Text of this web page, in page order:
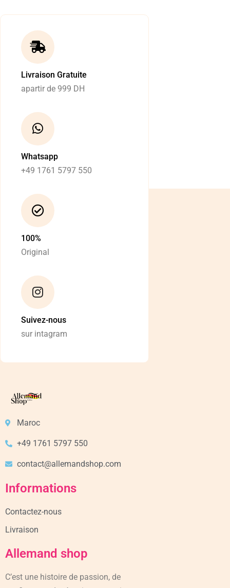
Livraison Gratuite
apartir de 999 DH
Whatsapp
+49 1761 5797 550
100%
Original
Suivez-nous
sur intagram
Maroc
+49 1761 5797 550
contact@allemandshop.com
Informations
Contactez-nous
Livraison
Allemand shop
C’est une histoire de passion, de